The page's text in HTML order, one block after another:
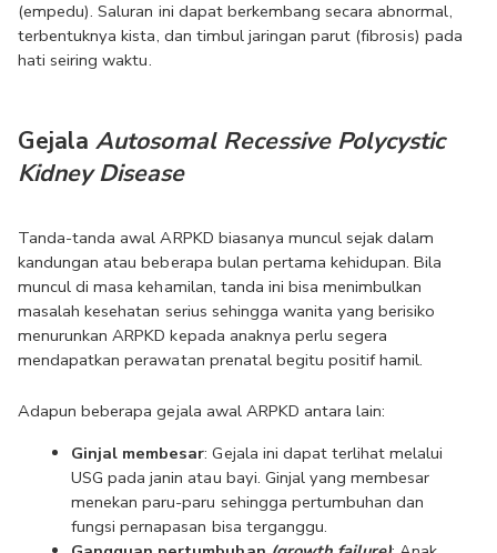
(empedu). Saluran ini dapat berkembang secara abnormal,
terbentuknya kista, dan timbul jaringan parut (fibrosis) pada
hati seiring waktu.
Gejala Autosomal Recessive Polycystic
Kidney Disease
Tanda-tanda awal ARPKD biasanya muncul sejak dalam
kandungan atau beberapa bulan pertama kehidupan. Bila
muncul di masa kehamilan, tanda ini bisa menimbulkan
masalah kesehatan serius sehingga wanita yang berisiko
menurunkan ARPKD kepada anaknya perlu segera
mendapatkan perawatan prenatal begitu positif hamil.
Adapun beberapa gejala awal ARPKD antara lain:
Ginjal membesar: Gejala ini dapat terlihat melalui
USG pada janin atau bayi. Ginjal yang membesar
menekan paru-paru sehingga pertumbuhan dan
fungsi pernapasan bisa terganggu.